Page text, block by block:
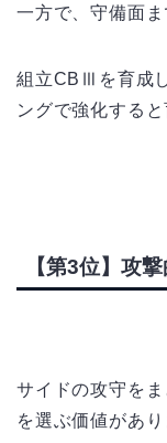
一方で、守備面
組立CBⅢを育成
ングで強化する
【第3位】攻
サイドの攻守を
を選ぶ価値があり